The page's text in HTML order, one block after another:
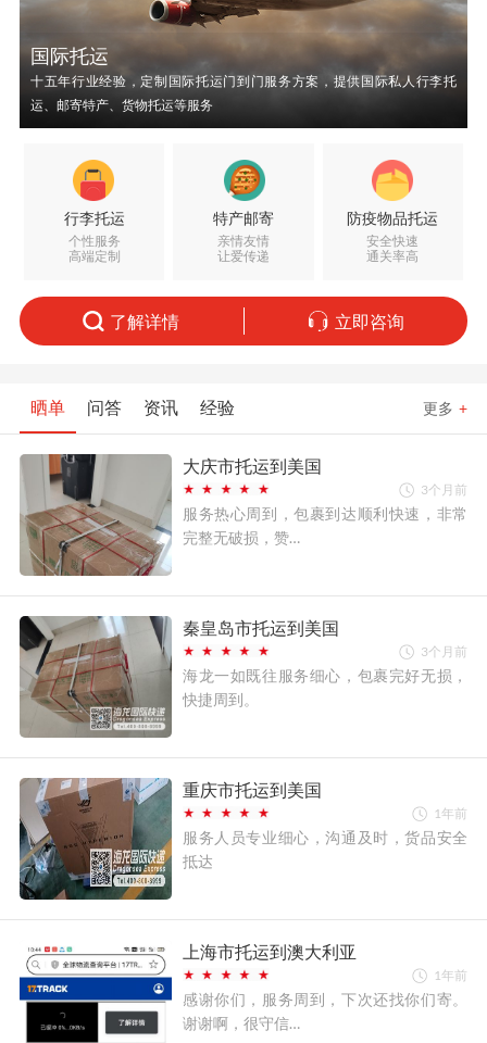
国际托运
十五年行业经验，定制国际托运门到门服务方案，提供国际私人行李托
运、邮寄特产、货物托运等服务
行李托运
个性服务
高端定制
特产邮寄
亲情友情
让爱传递
防疫物品托运
安全快速
通关率高
了解详情 立即咨询
晒单 问答 资讯 经验 更多 +
大庆市托运到美国
3个月前
服务热心周到，包裹到达顺利快速，非常
完整无破损，赞…
秦皇岛市托运到美国
3个月前
海龙一如既往服务细心，包裹完好无损，
快捷周到。
重庆市托运到美国
1年前
服务人员专业细心，沟通及时，货品安全
抵达
上海市托运到澳大利亚
1年前
感谢你们，服务周到，下次还找你们寄。
谢谢啊，很守信…